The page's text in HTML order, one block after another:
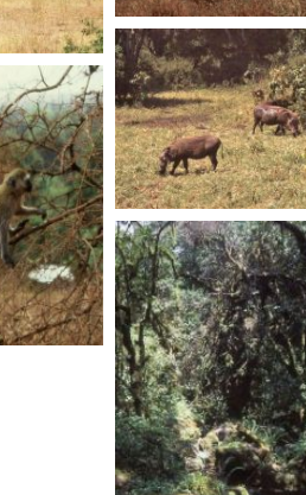
TANZANIE
TANZANIE